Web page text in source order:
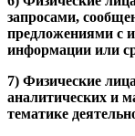
запросами,
предложениями с
информации или
7) Физические
аналитических и
тематике